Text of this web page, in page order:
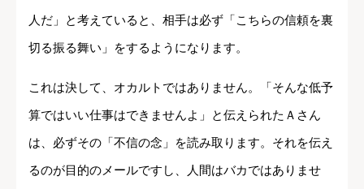
人だ」と考えていると、相手は必ず「こちらの信頼を裏
切る振る舞い」をするようになります。
これは決して、オカルトではありません。「そんな低予
算ではいい仕事はできませんよ」と伝えられたＡさん
は、必ずその「不信の念」を読み取ります。それを伝え
るのが目的のメールですし、人間はバカではありませ